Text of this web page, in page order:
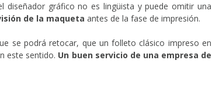
diseñador gráfico no es lingüista y puede omitir una
de la maqueta antes de la fase de impresión.
se podrá retocar, que un folleto clásico impreso en
este sentido. Un buen servicio de una empresa de